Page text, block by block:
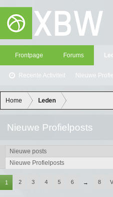
Frontpage Forums
Recente Activiteit Nieuwe
Home Leden
Nieuwe Profielposts
Nieuwe posts
Nieuwe Profielposts
1 2 3 4 5 6 → 8